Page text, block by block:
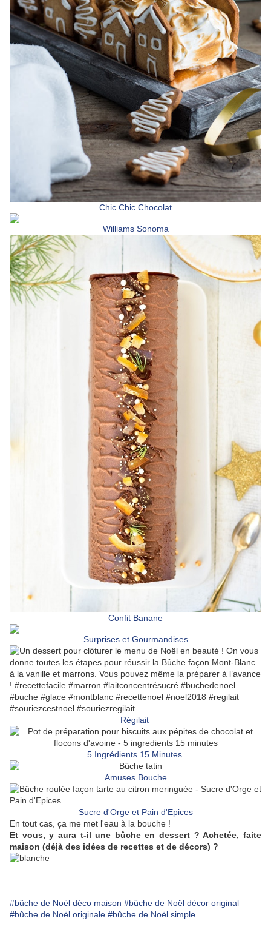
Chic Chic Chocolat
Williams Sonoma
Confit Banane
Surprises et Gourmandises
Régilait
5 Ingrédients 15 Minutes
Amuses Bouche
Sucre d'Orge et Pain d'Epices
En tout cas, ça me met l'eau à la bouche !
Et vous, y aura t-il une bûche en dessert ? Achetée, faite
maison (déjà des idées de recettes et de décors) ?
#bûche de Noël déco maison #bûche de Noël décor original
#bûche de Noël originale #bûche de Noël simple